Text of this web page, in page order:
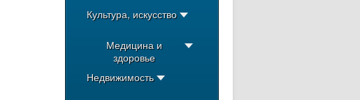
Культура, искусство
Медицина и
здоровье
Недвижимость